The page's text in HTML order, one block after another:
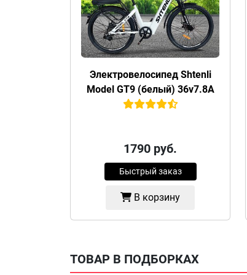
Электровелосипед Shtenli
Model GT9 (белый) 36v7.8А
1790 руб.
Быстрый заказ
В корзину
ТОВАР В ПОДБОРКАХ